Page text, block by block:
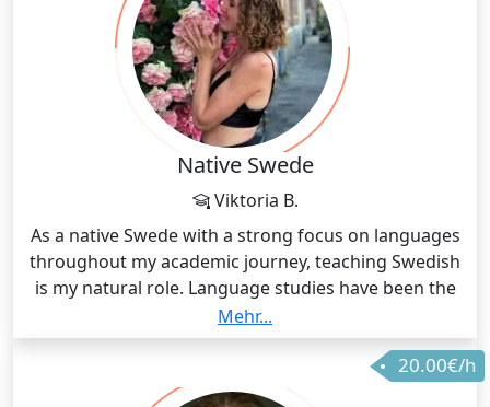
Native Swede
Viktoria B.
As a native Swede with a strong focus on languages
throughout my academic journey, teaching Swedish
is my natural role. Language studies have been the
major part of my educational background, which has
strengthened my understanding and expertise. My
passion for languages makes me an enthusiastic
guide in sharing the beauty of the Swedish language.
Mehr...
20.00€/h